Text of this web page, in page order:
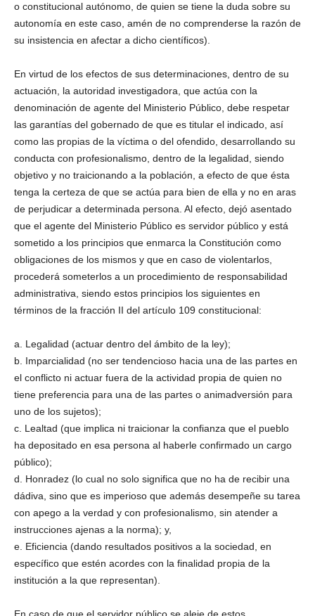
o constitucional autónomo, de quien se tiene la duda sobre su
autonomía en este caso, amén de no comprenderse la razón de
su insistencia en afectar a dicho científicos).
En virtud de los efectos de sus determinaciones, dentro de su
actuación, la autoridad investigadora, que actúa con la
denominación de agente del Ministerio Público, debe respetar
las garantías del gobernado de que es titular el indicado, así
como las propias de la víctima o del ofendido, desarrollando su
conducta con profesionalismo, dentro de la legalidad, siendo
objetivo y no traicionando a la población, a efecto de que ésta
tenga la certeza de que se actúa para bien de ella y no en aras
de perjudicar a determinada persona. Al efecto, dejó asentado
que el agente del Ministerio Público es servidor público y está
sometido a los principios que enmarca la Constitución como
obligaciones de los mismos y que en caso de violentarlos,
procederá someterlos a un procedimiento de responsabilidad
administrativa, siendo estos principios los siguientes en
términos de la fracción II del artículo 109 constitucional:
a. Legalidad (actuar dentro del ámbito de la ley);
b. Imparcialidad (no ser tendencioso hacia una de las partes en
el conflicto ni actuar fuera de la actividad propia de quien no
tiene preferencia para una de las partes o animadversión para
uno de los sujetos);
c. Lealtad (que implica ni traicionar la confianza que el pueblo
ha depositado en esa persona al haberle confirmado un cargo
público);
d. Honradez (lo cual no solo significa que no ha de recibir una
dádiva, sino que es imperioso que además desempeñe su tarea
con apego a la verdad y con profesionalismo, sin atender a
instrucciones ajenas a la norma); y,
e. Eficiencia (dando resultados positivos a la sociedad, en
específico que estén acordes con la finalidad propia de la
institución a la que representan).